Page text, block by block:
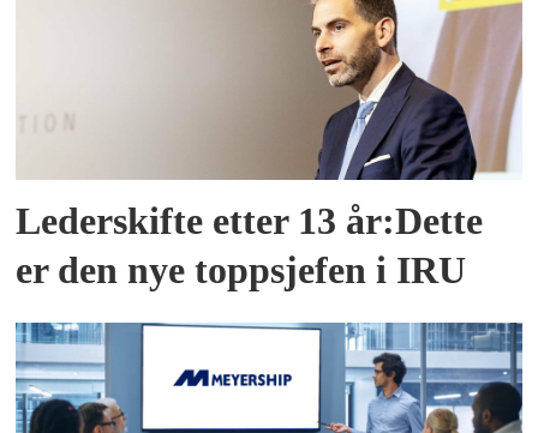
Lederskifte etter 13 år:Dette
er den nye toppsjefen i IRU